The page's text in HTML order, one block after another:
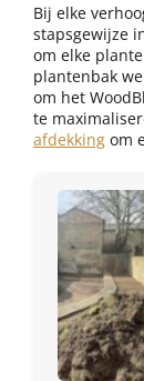
Bij elke
stapsgewijze
om elke
plantenbak
om het
te
afdekking om